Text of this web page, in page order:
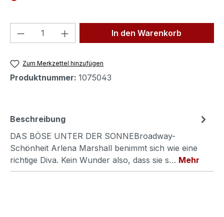
Produkt Anzahl: Gib denIn den Warenkorb
Zum Merkzettel hinzufügen
Produktnummer: 1075043
Beschreibung
DAS BÖSE UNTER DER SONNEBroadway-
Schönheit Arlena Marshall benimmt sich wie eine
richtige Diva. Kein Wunder also, dass sie s… Mehr